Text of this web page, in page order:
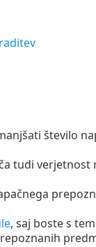
število
tudi
, saj boste s